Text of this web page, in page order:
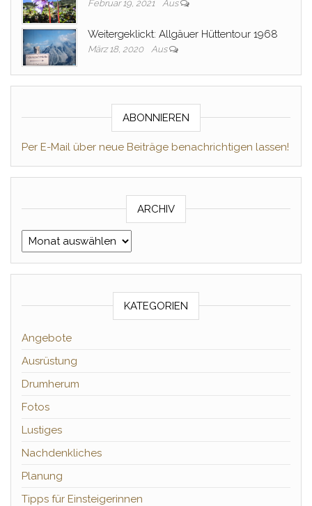
Februar 19, 2021 Aus
Weitergeklickt: Allgäuer Hüttentour 1968
März 18, 2020 Aus
ABONNIEREN
Per E-Mail über neue Beiträge benachrichtigen lassen!
ARCHIV
Archiv
KATEGORIEN
Angebote
Ausrüstung
Drumherum
Fotos
Lustiges
Nachdenkliches
Planung
Tipps für Einsteigerinnen